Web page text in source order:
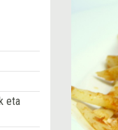
eta